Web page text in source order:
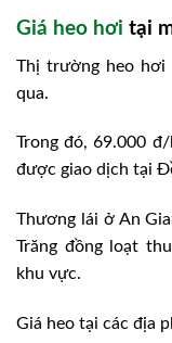
Giá heo hơi tại
Thị trường heo hơi
qua.
Trong đó, 69.000
được giao dịch tại
Thương lái ở An
Trăng đồng loạt
khu vực.
Giá heo tại các địa